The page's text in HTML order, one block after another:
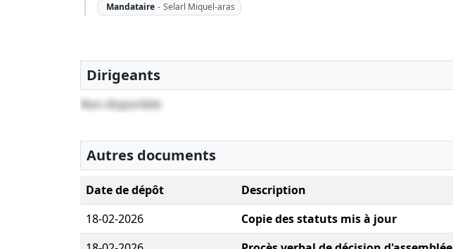
Mandataire - Selarl Miquel-aras
Dirigeants
Non disponible
Autres documents
Date de dépôt Description
18-02-2026
Copie des statuts mis à jour